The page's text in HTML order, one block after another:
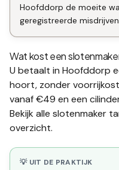
Hoofddorp de moeite
geregistreerde misdrijven
Wat kost een
U betaalt in Hoofddorp
hoort, zonder
vanaf €49 en een
Bekijk alle slotenmaker
overzicht.
💡 UIT DE PRAKTIJK